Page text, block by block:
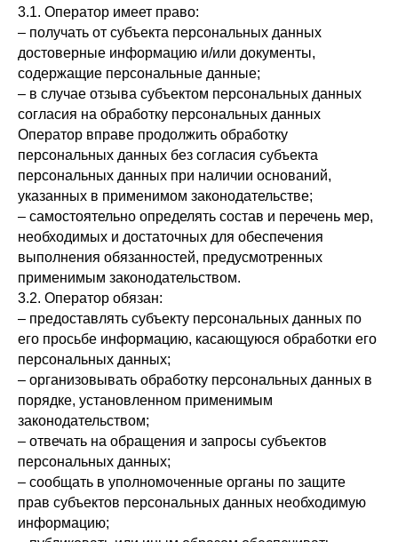
3.1. Оператор имеет право:
– получать от субъекта персональных данных
достоверные информацию и/или документы,
содержащие персональные данные;
– в случае отзыва субъектом персональных данных
согласия на обработку персональных данных
Оператор вправе продолжить обработку
персональных данных без согласия субъекта
персональных данных при наличии оснований,
указанных в применимом законодательстве;
– самостоятельно определять состав и перечень мер,
необходимых и достаточных для обеспечения
выполнения обязанностей, предусмотренных
применимым законодательством.
3.2. Оператор обязан:
– предоставлять субъекту персональных данных по
его просьбе информацию, касающуюся обработки его
персональных данных;
– организовывать обработку персональных данных в
порядке, установленном применимым
законодательством;
– отвечать на обращения и запросы субъектов
персональных данных;
– сообщать в уполномоченные органы по защите
прав субъектов персональных данных необходимую
информацию;